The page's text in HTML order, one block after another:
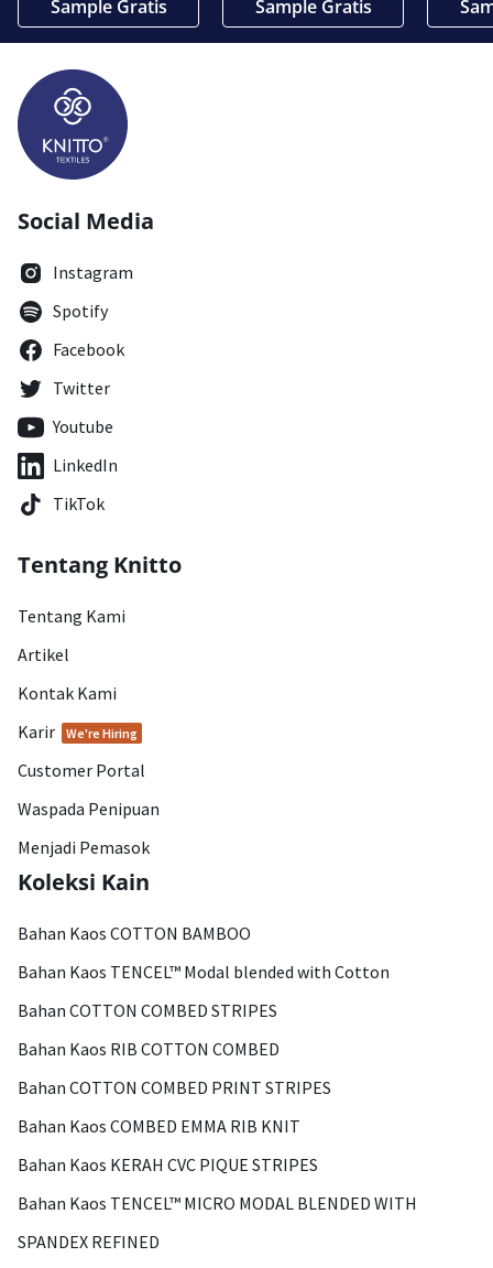
Sample Gratis Sample Gratis
Social Media
Instagram
Spotify
Facebook
Twitter
Youtube
LinkedIn
TikTok
Tentang Knitto
Tentang Kami
Artikel
Kontak Kami
Karir
We're Hiring
Customer Portal
Waspada Penipuan
Menjadi Pemasok
Koleksi Kain
Bahan Kaos COTTON BAMBOO
Bahan Kaos TENCEL™ Modal blended with Cotton
Bahan COTTON COMBED STRIPES
Bahan Kaos RIB COTTON COMBED
Bahan COTTON COMBED PRINT STRIPES
Bahan Kaos COMBED EMMA RIB KNIT
Bahan Kaos KERAH CVC PIQUE STRIPES
Bahan Kaos TENCEL™ MICRO MODAL BLENDED WITH
SPANDEX REFINED